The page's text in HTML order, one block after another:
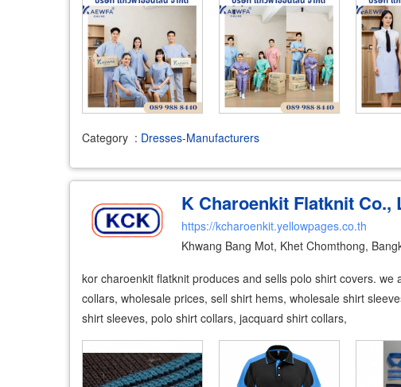
Category : Dresses-Manufacturers
K Charoenkit Flatknit Co.,
https://kcharoenkit.yellowpages.co.th
Khwang Bang Mot, Khet Chomthong,
kor charoenkit flatknit produces and sells polo shirt covers.
collars, wholesale prices, sell shirt hems, wholesale shirt
shirt sleeves, polo shirt collars, jacquard shirt collars,